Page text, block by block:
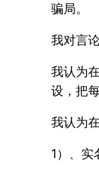
骗局。
我对言
我认为
设，把
我认为
1）、实